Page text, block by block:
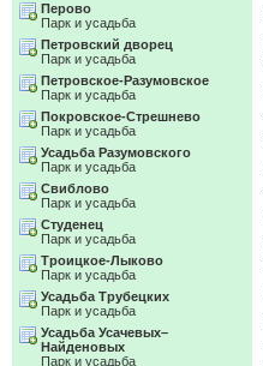
Перово
Парк и усадьба
Петровский дворец
Парк и усадьба
Петровское-Разумовское
Парк и усадьба
Покровское-Стрешнево
Парк и усадьба
Усадьба Разумовского
Парк и усадьба
Свиблово
Парк и усадьба
Студенец
Парк и усадьба
Троицкое-Лыково
Парк и усадьба
Усадьба Трубецких
Парк и усадьба
Усадьба Усачевых–
Найденовых
Парк и усадьба